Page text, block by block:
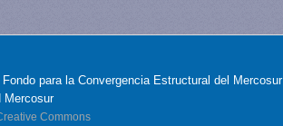
para la Convergencia Estructural del Mercosur
Mercosur
Commons